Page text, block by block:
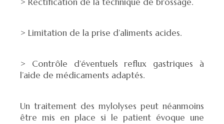
> Limitation de la prise d’aliments acides.
> Contrôle d’éventuels reflux gastriques à
l’aide de médicaments adaptés.
Un traitement des mylolyses peut néanmoins
être mis en place si le patient évoque une